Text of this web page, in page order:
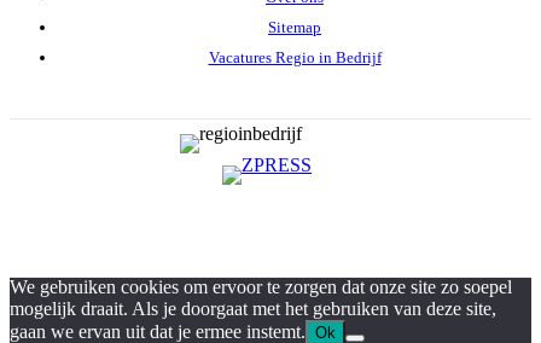
Sitemap
Vacatures Regio in Bedrijf
We gebruiken cookies om ervoor te zorgen dat onze site zo soepel
mogelijk draait. Als je doorgaat met het gebruiken van deze site,
gaan we ervan uit dat je ermee instemt. Ok